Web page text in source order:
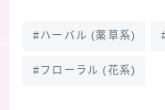
#ハーバル (薬草系)
#フローラル (花系)